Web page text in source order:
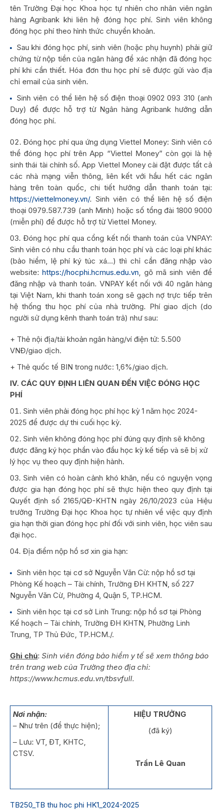
tên Trường Đại học Khoa học tự nhiên cho nhân viên ngân
hàng Agribank khi liên hệ đóng học phí. Sinh viên không
đóng học phí theo hình thức chuyển khoản.
Sau khi đóng học phí, sinh viên (hoặc phụ huynh) phải giữ
chứng từ nộp tiền của ngân hàng để xác nhận đã đóng học
phí khi cần thiết. Hóa đơn thu học phí sẽ được gửi vào địa
chỉ email của sinh viên.
Sinh viên có thể liên hệ số điện thoại 0902 093 310 (anh
Duy) để được hỗ trợ từ Ngân hàng Agribank hướng dẫn
đóng học phí.
Đóng học phí qua ứng dụng Viettel Money: Sinh viên có
thể đóng học phí trên App “Viettel Money” còn gọi là hệ
sinh thái tài chính số. App Viettel Money cài đặt được tất cả
các nhà mạng viễn thông, liên kết với hầu hết các ngân
hàng trên toàn quốc, chi tiết hướng dẫn thanh toán tại:
https://viettelmoney.vn/. Sinh viên có thể liên hệ số điện
thoại 0979.587.739 (anh Minh) hoặc số tổng đài 1800 9000
(miễn phí) để được hỗ trợ từ Viettel Money.
Đóng học phí qua cổng kết nối thanh toán của VNPAY:
Sinh viên có nhu cầu thanh toán học phí và các loại phí khác
(bảo hiểm, lệ phí ký túc xá…) thì chỉ cần đăng nhập vào
website:https://hocphi.hcmus.edu.vn, gõ mã sinh viên để
đăng nhập và thanh toán. VNPAY kết nối với 40 ngân hàng
tại Việt Nam, khi thanh toán xong sẽ gạch nợ trực tiếp trên
hệ thống thu học phí của nhà trường. Phí giao dịch (do
người sử dụng kênh thanh toán trả) như sau:
+ Thẻ nội địa/tài khoản ngân hàng/ví điện tử: 5.500
VNĐ/giao dịch.
+ Thẻ quốc tế BIN trong nước: 1,6%/giao dịch.
IV. CÁC QUY ĐỊNH LIÊN QUAN ĐẾN VIỆC ĐÓNG HỌC
PHÍ
Sinh viên phải đóng học phí học kỳ 1 năm học 2024-
2025 để được dự thi cuối học kỳ.
Sinh viên không đóng học phí đúng quy định sẽ không
được đăng ký học phần vào đầu học kỳ kế tiếp và sẽ bị xử
lý học vụ theo quy định hiện hành.
Sinh viên có hoàn cảnh khó khăn, nếu có nguyện vọng
được gia hạn đóng học phí sẽ thực hiện theo quy định tại
Quyết định số 2165/QĐ-KHTN ngày 26/10/2023 của Hiệu
trưởng Trường Đại học Khoa học tự nhiên về việc quy định
gia hạn thời gian đóng học phí đối với sinh viên, học viên sau
đại học.
Địa điểm nộp hồ sơ xin gia hạn:
Sinh viên học tại cơ sở Nguyễn Văn Cừ: nộp hồ sơ tại
Phòng Kế hoạch – Tài chính, Trường ĐH KHTN, số 227
Nguyễn Văn Cừ, Phường 4, Quận 5, TP.HCM.
Sinh viên học tại cơ sở Linh Trung: nộp hồ sơ tại Phòng
Kế hoạch – Tài chính, Trường ĐH KHTN, Phường Linh
Trung, TP Thủ Đức, TP.HCM./.
Ghi chú: Sinh viên đóng bảo hiểm y tế sẽ xem thông báo
trên trang web của Trường theo địa chỉ:
https://www.hcmus.edu.vn/tbsvfull.
Nơi nhận:
– Như trên (để thực hiện);
– Lưu: VT, ĐT, KHTC,
CTSV.
HIỆU TRƯỞNG
(đã ký)
Trần Lê Quan
TB250_TB thu hoc phi HK1_2024-2025